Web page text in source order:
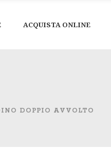
ACQUISTA ONLINE
DOPPIO AVVOLTO